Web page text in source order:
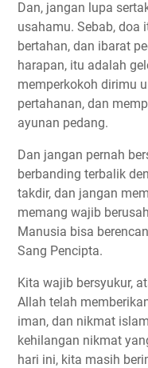
Dan, jangan lupa
usahamu. Sebab, doa
bertahan, dan ibarat
harapan, itu adalah
memperkokoh dirimu
pertahanan, dan
ayunan pedang.
Dan jangan pernah
berbanding terbalik
takdir, dan jangan
memang wajib
Manusia bisa
Sang Pencipta.
Kita wajib bersyukur,
Allah telah
iman, dan nikmat
kehilangan nikmat
hari ini, kita masih